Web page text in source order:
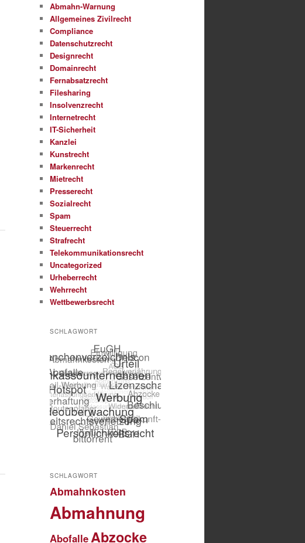
Abmahn-Warnung
Allgemeines Zivilrecht
Compliance
Datenschutzrecht
Designrecht
Domainrecht
Fernabsatzrecht
Filesharing
Insolvenzrecht
Internetrecht
IT-Sicherheit
Kanzlei
Kunstrecht
Markenrecht
Mietrecht
Presserecht
Sozialrecht
Spam
Steuerrecht
Strafrecht
Telekommunikationsrecht
Uncategorized
Urheberrecht
Wehrrecht
Wettbewerbsrecht
SCHLAGWORT
SCHLAGWORT
Abmahnkosten
Abmahnung
AbofalleAbzocke